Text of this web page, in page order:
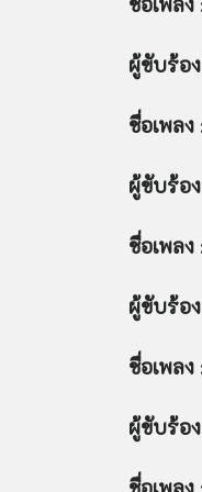
ผู้ขับร้อง
ชื่อเพลง
ผู้ขับร้อง
ชื่อเพลง
ผู้ขับร้อง
ชื่อเพลง
ผู้ขับร้อง